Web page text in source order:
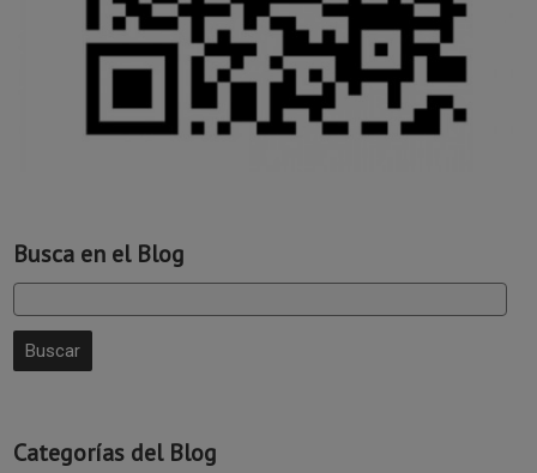
Busca en el Blog
Categorías del Blog